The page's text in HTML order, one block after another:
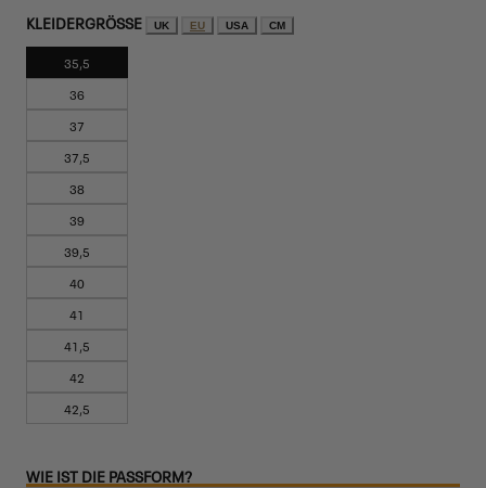
KLEIDERGRÖSSE UK EU USA CM
35,5
36
37
37,5
38
39
39,5
40
41
41,5
42
42,5
WIE IST DIE PASSFORM?